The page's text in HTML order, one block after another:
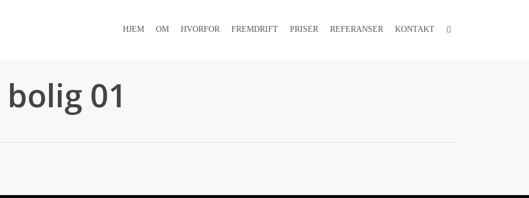
HJEM OM HVORFOR FREMDRIFT PRISER REFERANSER KONTAKT FACEBOOK
01